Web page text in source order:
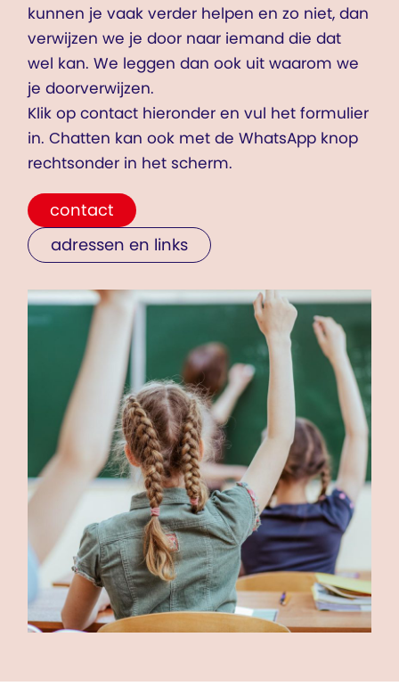
kunnen je vaak verder helpen en zo niet, dan
verwijzen we je door naar iemand die dat
wel kan. We leggen dan ook uit waarom we
je doorverwijzen.
Klik op contact hieronder en vul het formulier
in. Chatten kan ook met de WhatsApp knop
rechtsonder in het scherm.
contact
adressen en links